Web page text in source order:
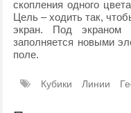
скопления одного
Цель – ходить так,
экран. Под экраном
заполняется новыми
поле.
Кубики Линии